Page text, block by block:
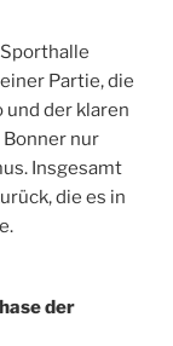
Partie, die
und der klaren
Bonner nur
Insgesamt
die es in
der